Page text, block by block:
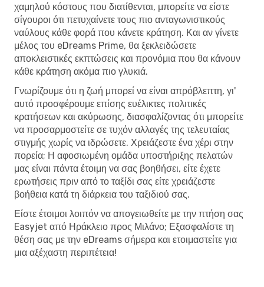
χαμηλού κόστους που διατίθενται, μπορείτε να είστε
σίγουροι ότι πετυχαίνετε τους πιο ανταγωνιστικούς
ναύλους κάθε φορά που κάνετε κράτηση. Και αν γίνετε
μέλος του eDreams Prime, θα ξεκλειδώσετε
αποκλειστικές εκπτώσεις και προνόμια που θα κάνουν
κάθε κράτηση ακόμα πιο γλυκιά.
Γνωρίζουμε ότι η ζωή μπορεί να είναι απρόβλεπτη, γι'
αυτό προσφέρουμε επίσης ευέλικτες πολιτικές
κρατήσεων και ακύρωσης, διασφαλίζοντας ότι μπορείτε
να προσαρμοστείτε σε τυχόν αλλαγές της τελευταίας
στιγμής χωρίς να ιδρώσετε. Χρειάζεστε ένα χέρι στην
πορεία; Η αφοσιωμένη ομάδα υποστήριξης πελατών
μας είναι πάντα έτοιμη να σας βοηθήσει, είτε έχετε
ερωτήσεις πριν από το ταξίδι σας είτε χρειάζεστε
βοήθεια κατά τη διάρκεια του ταξιδιού σας.
Είστε έτοιμοι λοιπόν να απογειωθείτε με την πτήση σας
Easyjet από Ηράκλειο προς Μιλάνο; Εξασφαλίστε τη
θέση σας με την eDreams σήμερα και ετοιμαστείτε για
μια αξέχαστη περιπέτεια!